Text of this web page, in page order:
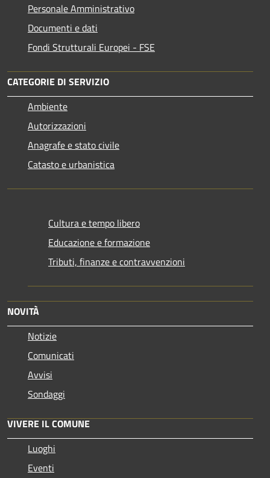
Personale Amministrativo
Documenti e dati
Fondi Strutturali Europei - FSE
CATEGORIE DI SERVIZIO
Ambiente
Autorizzazioni
Anagrafe e stato civile
Catasto e urbanistica
Cultura e tempo libero
Educazione e formazione
Tributi, finanze e contravvenzioni
NOVITÀ
Notizie
Comunicati
Avvisi
Sondaggi
VIVERE IL COMUNE
Luoghi
Eventi